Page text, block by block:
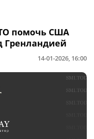
помочь США
Гренландией
14-01-2026, 16:00